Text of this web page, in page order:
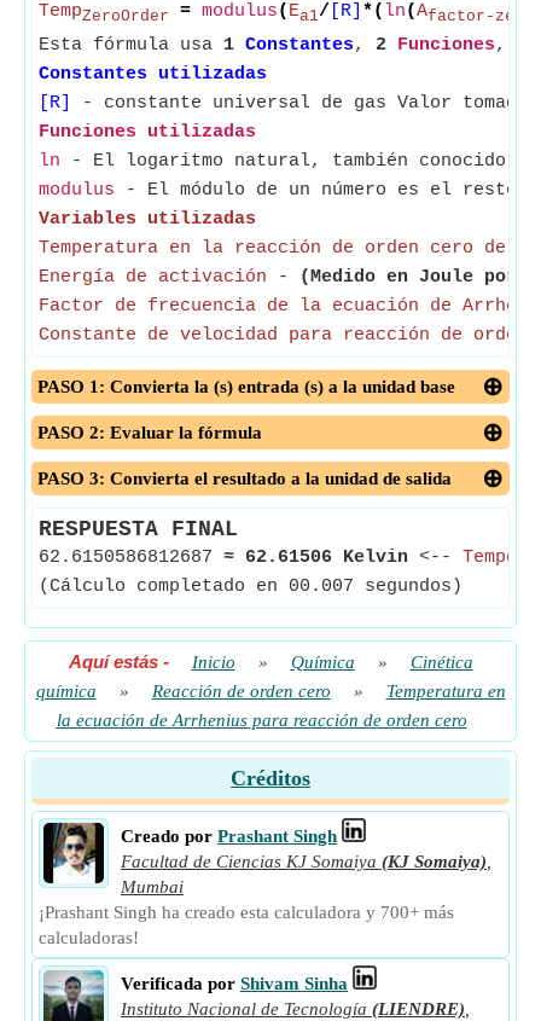
TempZeroOrder = modulus( Ea1/ [R] *( ln(Afactor-
Esta fórmula usa 1 Constantes, 2 Funciones,
Constantes utilizadas
[R]
- constante universal de gas Valor tomado
Funciones utilizadas
ln - El logaritmo natural, también conocido
modulus - El módulo de un número es el resto
Variables utilizadas
Temperatura en la reacción de orden cero de
Energía de activación -
(Medido en Joule por
Factor de frecuencia de la ecuación de
Constante de velocidad para reacción de orden
PASO 1: Convierta la (s) entrada (s) a la unidad base
PASO 2: Evaluar la fórmula
PASO 3: Convierta el resultado a la unidad de salida
RESPUESTA FINAL
62.6150586812687 ≈ 62.61506 Kelvin <--
(Cálculo completado en 00.007 segundos)
Aquí estás- Inicio » Química »
Cinética
química
» Reacción de orden cero »
Temperatura en
la ecuación de Arrhenius para reacción de orden cero
Créditos
Creado por Prashant Singh
Facultad de Ciencias KJ Somaiya (KJ Somaiya)
Mumbai
¡Prashant Singh ha creado esta calculadora y 700+ más
calculadoras!
Verificada por Shivam Sinha
Instituto Nacional de Tecnología (LIENDRE)